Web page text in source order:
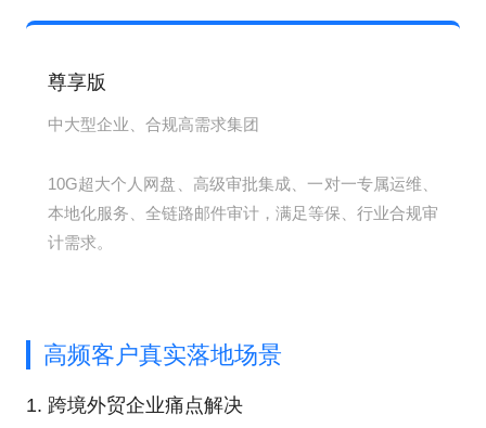
尊享版
中大型企业、合规高需求集团
10G超大个人网盘、高级审批集成、一对一专属运维、
本地化服务、全链路邮件审计，满足等保、行业合规审
计需求。
高频客户真实落地场景
1. 跨境外贸企业痛点解决